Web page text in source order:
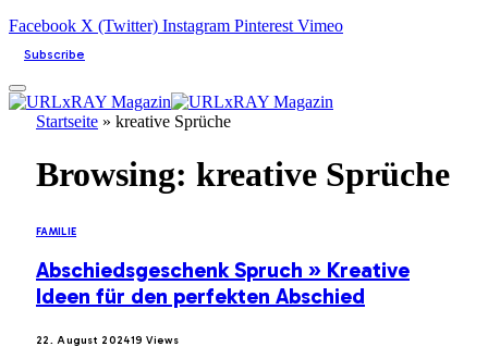
Facebook X (Twitter) Instagram Pinterest Vimeo
Subscribe
Startseite » kreative Sprüche
Browsing: kreative Sprüche
FAMILIE
Abschiedsgeschenk Spruch » Kreative
Ideen für den perfekten Abschied
22. August 202419Views